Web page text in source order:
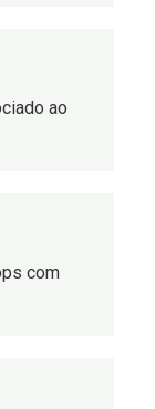
ao
com